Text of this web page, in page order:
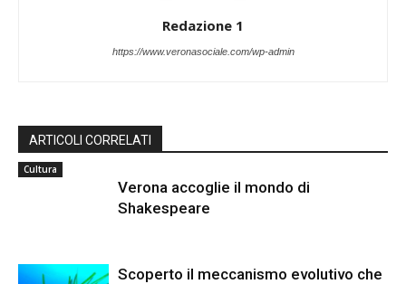
Redazione 1
https://www.veronasociale.com/wp-admin
ARTICOLI CORRELATI
Cultura
Verona accoglie il mondo di
Shakespeare
Scoperto il meccanismo evolutivo che